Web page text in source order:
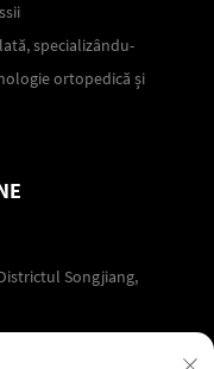
specializându-
ortopedică și
Songjiang,